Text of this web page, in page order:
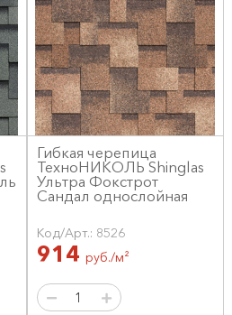
Гибкая черепица
ТехноНИКОЛЬ Shinglas
Ультра Фокстрот
Сандал однослойная
Код/Арт.: 8526
914 руб./м²